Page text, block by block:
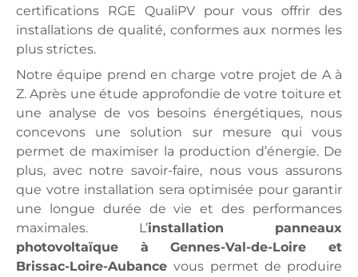
certifications RGE QualiPV pour vous offrir des
installations de qualité, conformes aux normes les
plus strictes.
Notre équipe prend en charge votre projet de A à
Z. Après une étude approfondie de votre toiture et
une analyse de vos besoins énergétiques, nous
concevons une solution sur mesure qui vous
permet de maximiser la production d’énergie. De
plus, avec notre savoir-faire, nous vous assurons
que votre installation sera optimisée pour garantir
une longue durée de vie et des performances
maximales. L’installation panneaux
photovoltaïque à Gennes-Val-de-Loire et
Brissac-Loire-Aubancevous permet de produire